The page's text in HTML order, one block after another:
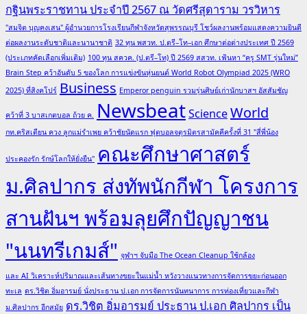
กฐินพระราชทาน ประจำปี 2567 ณ วัดศรีสุดาราม วรวิหาร
"สมจิต บุญคงเสน" ผู้อำนวยการโรงเรียนกีฬาจังหวัดสุพรรณบุรี โชว์ผลงานพร้อมแสดงความยินดี
ต่อผลงานระดับชาติและนานาชาติ 32 ทุน พสวท. ป.ตรี–โท–เอก ศึกษาต่อต่างประเทศ ปี 2569
(ประเภทคัดเลือกเพิ่มเติม) 100 ทุน สควค. (ป.ตรี–โท) ปี 2569 สสวท. เฟ้นหา “ครู SMT รุ่นใหม่”
Brain Step คว้าอันดับ 5 ของโลก การแข่งขันหุ่นยนต์ World Robot Olympiad 2025 (WRO
2025) ที่สิงคโปร์ Business Emperor penguin รวมรุ่นศิษย์เก่านักบาสฯ อัสสัมชัญ
คว้าที่ 3 บาสเกตบอล ถ้วย ค. NewsbeatScienceWorld
กท.คริสเตียน ควง ลูกแม่รำเพย คว้าชัยนัดแรก ฟุตบอลจตุรมิตรสามัคคีครั้งที่ 31 "สี่พี่น้อง
ประคองรัก รักษ์โลกให้ยั่งยืน" คณะศึกษาศาสตร์
ม.ศิลปากร ส่งทัพนักกีฬา โครงการ
สานฝันฯ พร้อมลุยศึกปัญญาชน
"นนทรีเกมส์" จุฬาฯ จับมือ The Ocean Cleanup ใช้กล้อง
และ AI วิเคราะห์ปริมาณและเส้นทางขยะในแม่น้ำ หวังวางแนวทางการจัดการขยะก่อนออก
ทะเล ดร.วิชิต อิ่มอารมย์ นั่งประธาน ป.เอก การจัดการนันทนาการ การท่องเที่ยวและกีฬา
ม.ศิลปากร อีกสมัย ดร.วิชิต อิ่มอารมย์ ประธาน ป.เอก ศิลปากร เป็น